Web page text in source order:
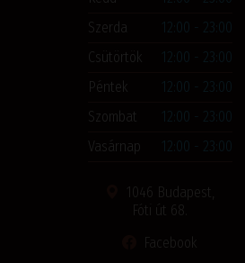
Szerda
12:00 - 23:00
Csütörtök
12:00 - 23:00
Péntek
12:00 - 23:00
Szombat
12:00 - 23:00
Vasárnap
12:00 - 23:00
1046 Budapest,
Fóti út 68.
Facebook